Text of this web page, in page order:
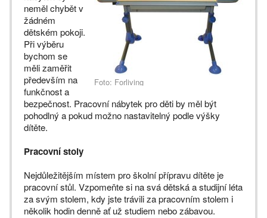
Foto: Forliving
neměl chybět v
žádném
dětském pokoji.
Při výběru
bychom se
měli zaměřit
především na
funkčnost a
bezpečnost. Pracovní nábytek pro děti by měl být
pohodlný a pokud možno nastavitelný podle výšky
dítěte.
Pracovní stoly
Nejdůležitějším místem pro školní přípravu dítěte je
pracovní stůl. Vzpomeňte si na svá dětská a studijní léta
za svým stolem, kdy jste trávili za pracovním stolem i
několik hodin denně ať už studiem nebo zábavou.